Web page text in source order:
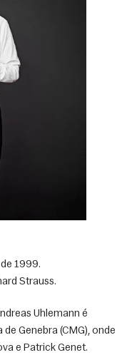
1999.
Strauss.
Uhlemann é
Genebra (CMG), onde
e Patrick Genet.